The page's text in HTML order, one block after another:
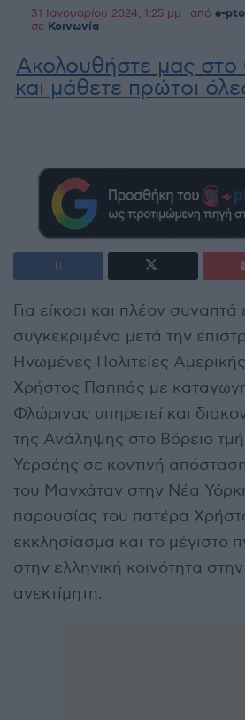
31 Ιανουαρίου 2024, 1:25 μμ από e-
σε Κοινωνία
Ακολουθήστε μας στο
και μάθετε πρώτοι
Για είκοσι και πλέον συναπτά
συγκεκριμένα μετά την
Ηνωμένες Πολιτείες
Χρήστος Παππάς με
Φλώρινας υπηρετεί και
της Ανάληψης στο Βόρειο
Υερσέης σε κοντινή
του Μανχάταν στην Νέα
παρουσίας του πατέρα
εκκλησίασμα και το μέγιστο
στην ελληνική κοινότητα στην
ανεκτίμητη.